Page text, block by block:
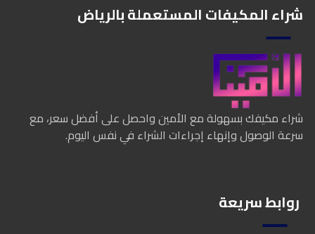
شراء المكيفات المستعملة بالرياض
شراء مكيفك بسهولة مع الأمين واحصل على أفضل سعر، مع
سرعة الوصول وإنهاء إجراءات الشراء في نفس اليوم.
روابط سريعة